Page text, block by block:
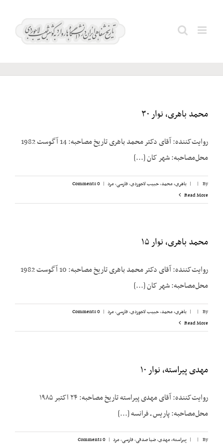
رستگار؛
محمد باهری، نوار ۳۰
روایت‌کننده: آقای دکتر محمد باهری تاریخ مصاحبه: 14 آگوست 1982
محل‌مصاحبه: شهر کان [...]
By
|
| باهری، محمد,حبیب لاجوردی,فارسی,مرد |
0 Comments
Read More
محمد باهری، نوار ۱۵
روایت‌کننده: آقای دکتر محمد باهری تاریخ مصاحبه: 10 آگوست 1982
محل‌مصاحبه: شهر کان [...]
By
|
| باهری، محمد,حبیب لاجوردی,فارسی,مرد |
0 Comments
Read More
مهدی پیراسته، نوار ۱۰
روایت‌کننده: آقای مهدی پیراسته تاریخ مصاحبه: ۲۴ اکتبر ۱۹۸۵
محل‌مصاحبه: پاریس ـ فرانسه [...]
By
|
| پیراسته، مهدی,ضیا صدقی,فارسی,مرد |
0 Comments